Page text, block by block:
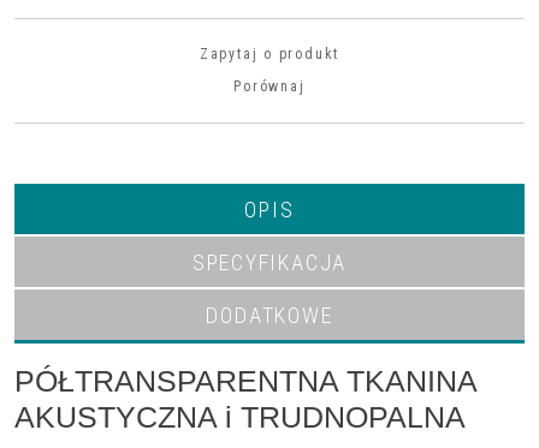
Zapytaj o produkt
Porównaj
OPIS
SPECYFIKACJA
DODATKOWE
PÓŁTRANSPARENTNA TKANINA
AKUSTYCZNA i TRUDNOPALNA